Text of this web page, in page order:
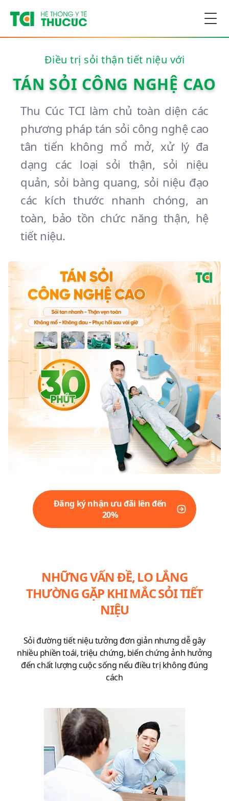
Điều trị sỏi thận tiết niệu với
TÁN SỎI CÔNG NGHỆ CAO
Thu Cúc TCI làm chủ toàn diện các
phương pháp tán sỏi công nghệ cao
tân tiến không mổ mở, xử lý đa
dạng các loại sỏi thận, sỏi niệu
quản, sỏi bàng quang, sỏi niệu đạo
các kích thước nhanh chóng, an
toàn, bảo tồn chức năng thận, hệ
tiết niệu.
Đăng ký nhận ưu đãi lên đến
20%
NHỮNG VẤN ĐỀ, LO LẮNG
THƯỜNG GẶP KHI MẮC SỎI TIẾT
NIỆU
Sỏi đường tiết niệu tưởng đơn giản nhưng dễ gây
nhiều phiền toái, triệu chứng, biến chứng ảnh hưởng
đến chất lượng cuộc sống nếu điều trị không đúng
cách